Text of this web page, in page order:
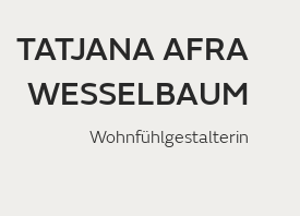
TATJANA AFRA
WESSELBAUM
Wohnfühlgestalterin